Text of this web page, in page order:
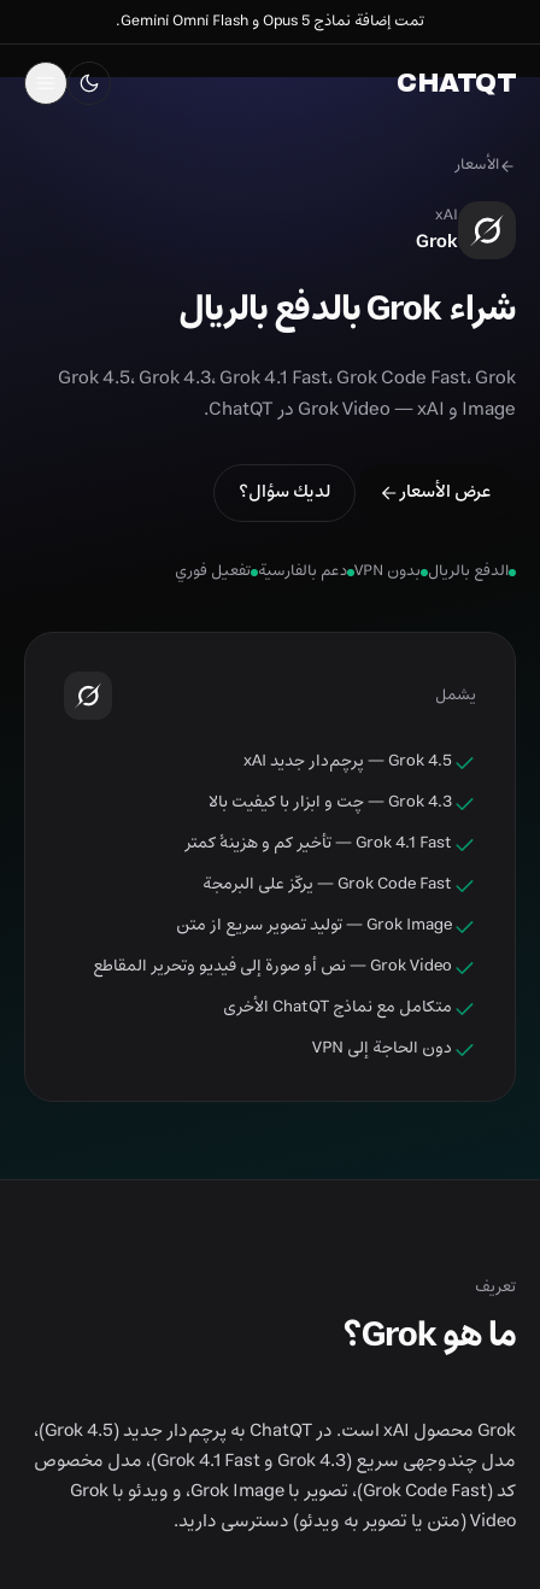
تمت إضافة نماذج Opus 5 و Gemini Omni Flash.
CHATQT
الأسعار
xAI
Grok
شراء Grok بالدفع بالريال
Grok 4.5، Grok 4.3، Grok 4.1 Fast، Grok Code Fast، Grok
Image و Grok Video — xAI در ChatQT.
عرض الأسعار لديك سؤال؟
الدفع بالريال بدون VPN دعم بالفارسية تفعيل فوري
يشمل
Grok 4.5 — پرچم‌دار جدید xAI
Grok 4.3 — چت و ابزار با کیفیت بالا
Grok 4.1 Fast — تأخیر کم و هزینهٔ کمتر
Grok Code Fast — يركّز على البرمجة
Grok Image — تولید تصویر سریع از متن
Grok Video — نص أو صورة إلى فيديو وتحرير المقاطع
متكامل مع نماذج ChatQT الأخرى
دون الحاجة إلى VPN
تعريف
ما هو Grok؟
Grok محصول xAI است. در ChatQT به پرچم‌دار جدید (Grok 4.5)،
مدل چندوجهی سریع (Grok 4.3 و Grok 4.1 Fast)، مدل مخصوص
کد (Grok Code Fast)، تصویر با Grok Image، و ویدئو با Grok
Video (متن یا تصویر به ویدئو) دسترسی دارید.